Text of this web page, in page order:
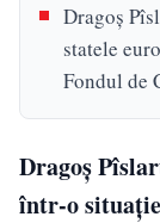
Dragoș
statele
Fondul de
Dragoș
într-o